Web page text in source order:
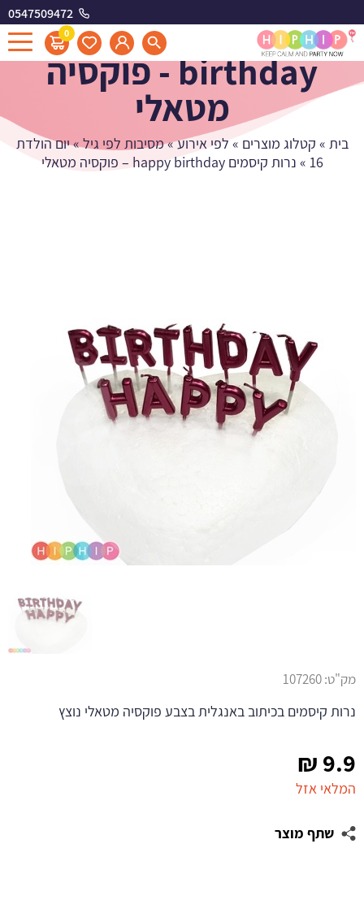
0547509472
0
נרות קיסמים happy
birthday - פוקסיה
מטאלי
בית » קטלוג מוצרים » לפי אירוע»מסיבות לפי גיל»יום הולדת
16
» נרות קיסמים happy birthday – פוקסיה מטאלי
9.9
₪
המלאי אזל
שתף מוצר
מק"ט:107260
נרות קיסמים בכיתוב באנגלית בצבע פוקסיה מטאלי נוצץ